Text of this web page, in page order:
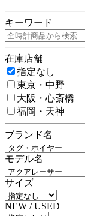
キーワード
在庫店舗
指定なし
東京・中野
大阪・心斎橋
福岡・天神
ブランド名
モデル名
サイズ
NEW / USED